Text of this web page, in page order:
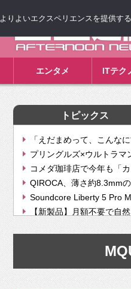
エンタメ ITテク
トピックス
「えだまめって、こんな
プリングルズ×ウルトラマ
コメダ珈琲店で今年も「
QIROCA、薄さ約8.3mm
Soundcore Liberty 5 Pro
【新製品】月額不要で自
【次世代の没入感と生産
挫折率8割の壁をAIで突
2026年のバレンタインは
よりよいエクスペリエンスを提供す